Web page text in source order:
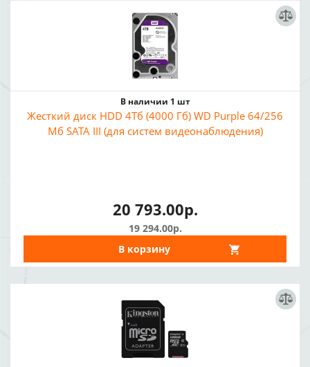
В наличии 1 шт
Жесткий диск HDD 4Тб (4000 Гб) WD Purple 64/256
Мб SATA III (для систем видеонаблюдения)
20 793.00р.
19 294.00р.
В корзину